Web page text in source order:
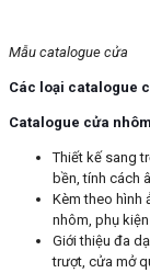
Mẫu catalogue cửa
Các loại catalogue
Catalogue cửa
Thiết kế sang
bền, tính cách
Kèm theo hình
nhôm, phụ
Giới thiệu đa
trượt, cửa mở